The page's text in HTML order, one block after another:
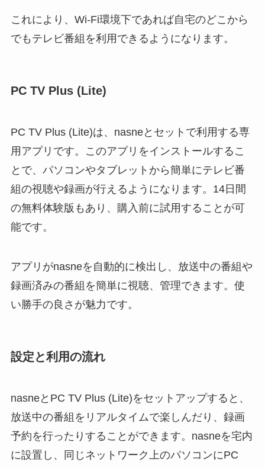
これにより、Wi-Fi環境下であれば自宅のどこから
でもテレビ番組を利用できるようになります。
PC TV Plus (Lite)
PC TV Plus (Lite)は、nasneとセットで利用する専
用アプリです。このアプリをインストールするこ
とで、パソコンやタブレットから簡単にテレビ番
組の視聴や録画が行えるようになります。14日間
の無料体験版もあり、購入前に試用することが可
能です。
アプリがnasneを自動的に検出し、放送中の番組や
録画済みの番組を簡単に視聴、管理できます。使
い勝手の良さが魅力です。
設定と利用の流れ
nasneとPC TV Plus (Lite)をセットアップすると、
放送中の番組をリアルタイムで楽しんだり、録画
予約を行ったりすることができます。nasneを宅内
に設置し、同じネットワーク上のパソコンにPC